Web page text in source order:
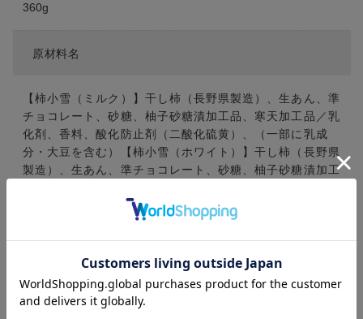
360g
原材料名
【柿小雪（ミルク）】干し柿（長野県製造）、生あん、準
チョコレート、砂糖、柚子砂糖漬加工品、寒天加工品／乳
化剤、香料、酸化防止剤（二酸化硫黄）、（一部に乳成
分・大豆を含む）【柿小雪（ホワイト）】干し柿（長野県
製造）、生あん、準チョコレート、砂糖、柚子砂糖漬加工
黄）、（一部に乳成分・大豆を含む）
栄養成分表示 【柿小雪（ミルク）1個（40ｇ）あた
り】 熱量122kcal、たんぱく質1.5ｇ、脂質2.4ｇ、炭水
化物25.1ｇ、食塩相当量0.02g 【柿小雪（ホワイト）1
個（40ｇ）あたり】熱量123kcal、たんぱく質1.4ｇ、脂